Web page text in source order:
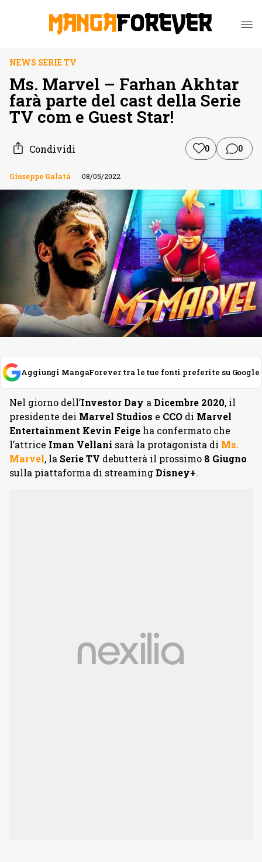
NEWS SERIE TV
Ms. Marvel – Farhan Akhtar
farà parte del cast della Serie
TV com e Guest Star!
Condividi 0 0
Giuseppe Galatá 08/05/2022
Aggiungi MangaForever tra le tue fonti preferite su Google
Nel giorno dell’Investor Day a Dicembre 2020, il
presidente dei Marvel Studios e CCO di Marvel
Entertainment Kevin Feige ha confermato che
l’attrice Iman Vellani sarà la protagonista di Ms.
Marvel, la Serie TV debutterà il prossimo 8 Giugno
sulla piattaforma di streaming Disney+.